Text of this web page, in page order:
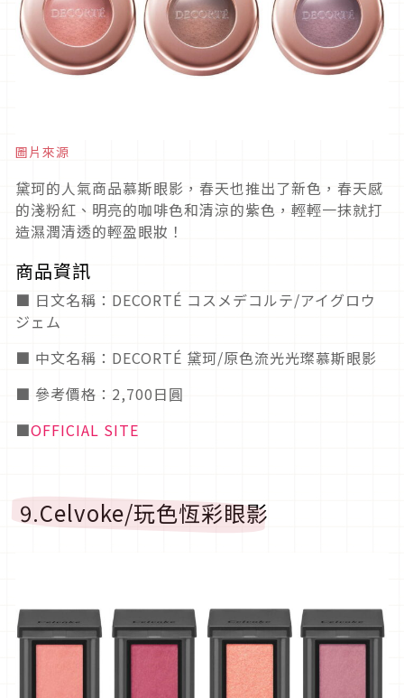
圖片來源
黛珂的人氣商品慕斯眼影，春天也推出了新色，春天感
的淺粉紅、明亮的咖啡色和清涼的紫色，輕輕一抹就打
造濕潤清透的輕盈眼妝！
商品資訊
■ 日文名稱：DECORTÉ コスメデコルテ/アイグロウ
ジェム
■ 中文名稱：DECORTÉ 黛珂/原色流光光璨慕斯眼影
■ 參考價格：2,700日圓
■OFFICIAL SITE
9.Celvoke/玩色恆彩眼影